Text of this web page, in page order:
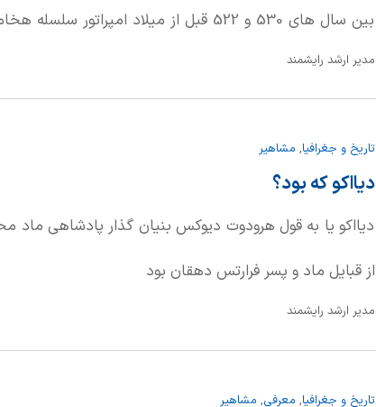
نوشته که مادر کمبوجیه، آمیتیس، دختر آستیاگس پادشاه
مدیر ارشد رایشمند
تاریخ و جغرافیا, مشاهیر
دیااکو که بود؟
دیااکو یا به قول هرودوت دیوکس بنیان گذار پادشاهی
از قبایل ماد و پسر فرارتس دهقان بود
مدیر ارشد رایشمند
تاریخ و جغرافیا, معرفی, مشاهیر